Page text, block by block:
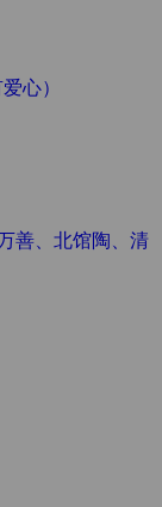
心）
善、北馆陶、清